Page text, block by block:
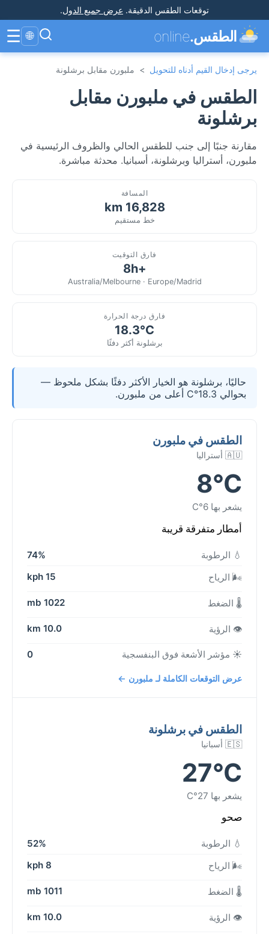
توقعات الطقس الدقيقة. عرض جميع الدول.
الطقس.online
🌐
☰
يرجى إدخال القيم أدناه للتحويل > ملبورن مقابل برشلونة
الطقس في ملبورن مقابل
برشلونة
مقارنة جنبًا إلى جنب للطقس الحالي والظروف الرئيسية في
ملبورن، أستراليا وبرشلونة، أسبانيا. محدثة مباشرة.
المسافة
16,828 km
خط مستقيم
فارق التوقيت
+8h
Australia/Melbourne · Europe/Madrid
فارق درجة الحرارة
18.3°C
برشلونة أكثر دفئًا
حاليًا، برشلونة هو الخيار الأكثر دفئًا بشكل ملحوظ —
بحوالي 18.3°C أعلى من ملبورن.
الطقس في ملبورن
🇦🇺 أستراليا
8°C
يشعر بها 6°C
أمطار متفرقة قريبة
💧 الرطوبة
74%
🌬️ الرياح
15 kph
🌡️ الضغط 1022 mb
👁️ الرؤية 10.0 km
☀️ مؤشر الأشعة فوق البنفسجية 0
عرض التوقعات الكاملة لـ ملبورن ←
الطقس في برشلونة
🇪🇸 أسبانيا
27°C
يشعر بها 27°C
صحو
💧 الرطوبة
52%
🌬️ الرياح
8 kph
🌡️ الضغط 1011 mb
👁️ الرؤية 10.0 km